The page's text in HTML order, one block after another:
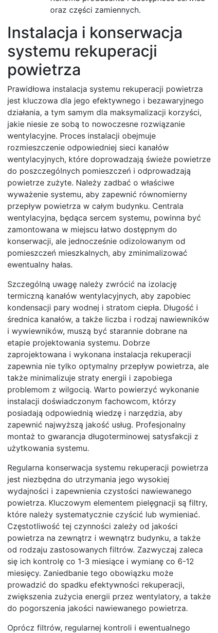
oraz części zamiennych.
Instalacja i konserwacja
systemu rekuperacji
powietrza
Prawidłowa instalacja systemu rekuperacji powietrza
jest kluczowa dla jego efektywnego i bezawaryjnego
działania, a tym samym dla maksymalizacji korzyści,
jakie niesie ze sobą to nowoczesne rozwiązanie
wentylacyjne. Proces instalacji obejmuje
rozmieszczenie odpowiedniej sieci kanałów
wentylacyjnych, które doprowadzają świeże powietrze
do poszczególnych pomieszczeń i odprowadzają
powietrze zużyte. Należy zadbać o właściwe
wyważenie systemu, aby zapewnić równomierny
przepływ powietrza w całym budynku. Centrala
wentylacyjna, będąca sercem systemu, powinna być
zamontowana w miejscu łatwo dostępnym do
konserwacji, ale jednocześnie odizolowanym od
pomieszczeń mieszkalnych, aby zminimalizować
ewentualny hałas.
Szczególną uwagę należy zwrócić na izolację
termiczną kanałów wentylacyjnych, aby zapobiec
kondensacji pary wodnej i stratom ciepła. Długość i
średnica kanałów, a także liczba i rodzaj nawiewników
i wywiewników, muszą być starannie dobrane na
etapie projektowania systemu. Dobrze
zaprojektowana i wykonana instalacja rekuperacji
zapewnia nie tylko optymalny przepływ powietrza, ale
także minimalizuje straty energii i zapobiega
problemom z wilgocią. Warto powierzyć wykonanie
instalacji doświadczonym fachowcom, którzy
posiadają odpowiednią wiedzę i narzędzia, aby
zapewnić najwyższą jakość usług. Profesjonalny
montaż to gwarancja długoterminowej satysfakcji z
użytkowania systemu.
Regularna konserwacja systemu rekuperacji powietrza
jest niezbędna do utrzymania jego wysokiej
wydajności i zapewnienia czystości nawiewanego
powietrza. Kluczowym elementem pielęgnacji są filtry,
które należy systematycznie czyścić lub wymieniać.
Częstotliwość tej czynności zależy od jakości
powietrza na zewnątrz i wewnątrz budynku, a także
od rodzaju zastosowanych filtrów. Zazwyczaj zaleca
się ich kontrolę co 1-3 miesiące i wymianę co 6-12
miesięcy. Zaniedbanie tego obowiązku może
prowadzić do spadku efektywności rekuperacji,
zwiększenia zużycia energii przez wentylatory, a także
do pogorszenia jakości nawiewanego powietrza.
Oprócz filtrów, regularnej kontroli i ewentualnego